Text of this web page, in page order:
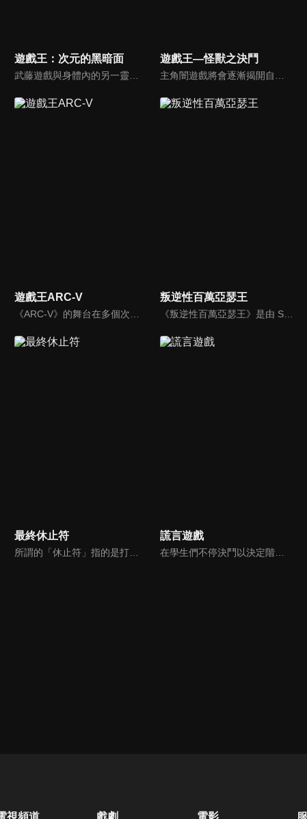
遊戲王：次元的黑暗面 遊戲王—怪獸之決鬥
遊戲王ARC-V 叛逆性百萬亞瑟王
《叛逆性百萬亞瑟王》是由 SQUARE ENIX 與網易聯合開發的《百萬亞瑟王》系列新作，作為《百萬亞瑟王》新作的一環同步展開了電視動畫的企劃。其故事以 100 萬人的亞瑟王與 100 萬把的聖劍做為開端展開。該系列作至今推出多款手機遊戲，在日本與亞洲各地也有著一定程度的人氣。
最終休止符
所謂的「休止符」指的是打倒妖異怪物「螺旋」的人。隷屬於「終結圓弧」第八分部的海爾，也為了斬斷絕望的輪迴，投身於無止盡的戰鬥當中。原本應該是這樣…沒想到分部卻因為神祕的竊盜案導致破產，最後只剩下海爾三個人。他們為了重建分部，投身於「無止盡的地下業務」…
謊言遊戲
在學生們不停決鬥以決定階級的學園島上，我——「篠原緋呂斗」，參加了國內最困難的學園島入學測驗，並以歷代最佳成績脫穎而出。之後我又於轉學首日，擊敗去年的絕對王者「彩園寺更紗」，以學園島史上最快的速度，奪得了君臨頂點的「7星」。......沒錯，這一切當然全是一場騙局。闖下大禍的我，為了在學園島達成自身目的，不惜撒謊也得繼續君臨頂峰。
視頻道 戲劇 電影